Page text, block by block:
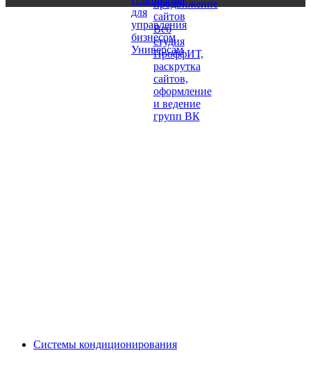
Системы кондиционирования